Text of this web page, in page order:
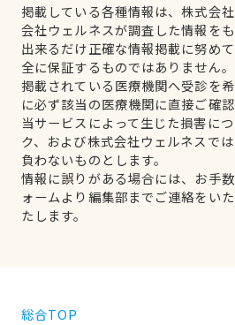
掲載している各種情報は、株式会
会社ウェルネスが調査した情報をも
出来るだけ正確な情報掲載に努め
全に保証するものではありません。
掲載されている医療機関へ受診を
に必ず該当の医療機関に直接ご確認
当サービスによって生じた損害に
ク、および株式会社ウェルネスで
負わないものとします。
情報に誤りがある場合には、お手
ォームより編集部までご連絡をい
たします。
総合TOP